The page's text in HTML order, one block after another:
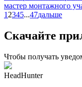
мастер монтажного
1 2345...47дальше
Скачайте
Чтобы получать
HeadHunter